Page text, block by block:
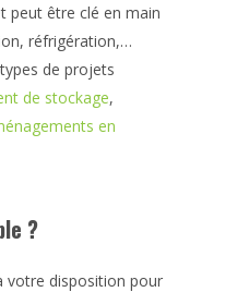
peut être clé en main
réfrigération,…
de projets
de stockage,
en
?
votre disposition pour